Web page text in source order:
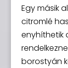
Egy másik
citromlé
enyhíthetik
borostyán